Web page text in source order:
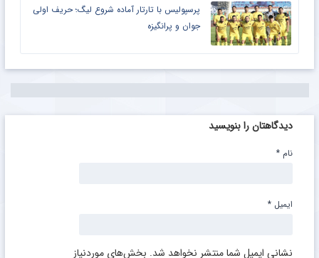
پرسپولیس با تارتار آماده شروع لیگ؛ حریف اولی
جوان و پرانگیزه
دیدگاهتان را بنویسید
نشانی ایمیل شما منتشر نخواهد شد. بخش‌های موردنیاز
نام *
ایمیل *